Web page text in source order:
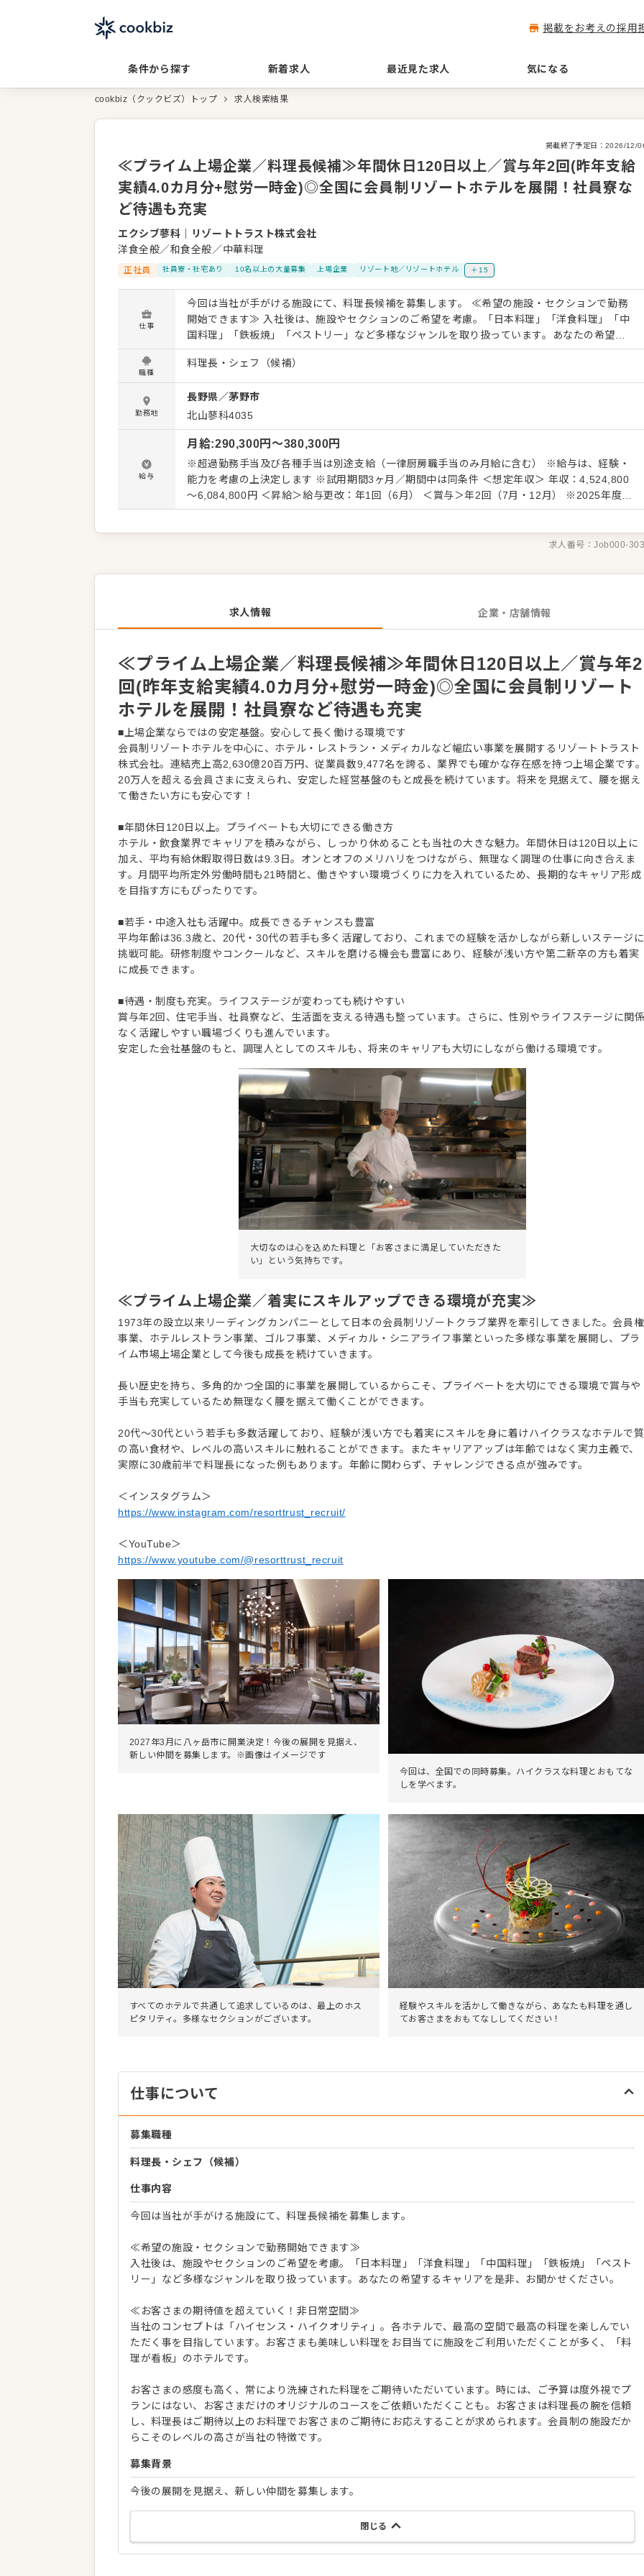
掲載をお考えの採用
条件から探す 新着求人 最近見た求人 気になる
cookbiz（クックビズ）トップ 求人検索結果
掲載終了予定日： 2026/12/
≪プライム上場企業／料理長候補≫年間休日120日以上／賞与年2回(昨年支給
実績4.0カ月分+慰労一時金)◎全国に会員制リゾートホテルを展開！社員寮な
ど待遇も充実
エクシブ蓼科
リゾートトラスト株式会社
洋食全般／和食全般／中華料理
正社員 社員寮・社宅あり 10名以上の大量募集 上場企業 リゾート地／リゾートホテル ＋15
仕事
今回は当社が手がける施設にて、料理長候補を募集します。 ≪希望の施設・セクションで勤務
開始できます≫ 入社後は、施設やセクションのご希望を考慮。「日本料理」「洋食料理」「中
国料理」「鉄板焼」「ペストリー」など多様なジャンルを取り扱っています。あなたの希望す
るキャリアを是非、お聞かせください。 ≪お客さまの期待値を超えていく！非日常空間≫ 当社
のコンセプトは「ハイセンス・ハイクオリティ」。各ホテルで、最高の空間で最高の料理を楽
しんでいただく事を目指しています。お客さまも美味しい料理をお目当てに施設をご利用いた
だくことが多く、「料理が看板」のホテルです。 お客さまの感度も高く、常により洗練された
料理をご期待いただいています。時には、ご予算は度外視でプランにはない、お客さまだけの
オリジナルのコースをご依頼いただくことも。お客さまは料理長の腕を信頼し、料理長はご期
待以上のお料理でお客さまのご期待にお応えすることが求められます。会員制の施設だからこ
そのレベルの高さが当社の特徴です。
職種
料理長・シェフ（候補）
勤務地
長野県／茅野市
北山蓼科4035
給与
月給:290,300円〜380,300円
※超過勤務手当及び各種手当は別途支給（一律厨房職手当のみ月給に含む） ※給与は、経験・
能力を考慮の上決定します ※試用期間3ヶ月／期間中は同条件 ＜想定年収＞ 年収：4,524,800
～6,084,800円 ＜昇給＞給与更改：年1回（6月） ＜賞与＞年2回（7月・12月） ※2025年度実
績 合計4.0カ月分+慰労一時金
求人番号：Job000-
求人情報 企業・店舗情報
≪プライム上場企業／料理長候補≫年間休日120日以上／賞与年2
回(昨年支給実績4.0カ月分+慰労一時金)◎全国に会員制リゾート
ホテルを展開！社員寮など待遇も充実
■上場企業ならではの安定基盤。安心して長く働ける環境です
会員制リゾートホテルを中心に、ホテル・レストラン・メディカルなど幅広い事業を展開するリゾートトラスト
株式会社。連結売上高2,630億20百万円、従業員数9,477名を誇る、業界でも確かな存在感を持つ上場企業です
20万人を超える会員さまに支えられ、安定した経営基盤のもと成長を続けています。将来を見据えて、腰を据え
て働きたい方にも安心です！
■年間休日120日以上。プライベートも大切にできる働き方
ホテル・飲食業界でキャリアを積みながら、しっかり休めることも当社の大きな魅力。年間休日は120日以上に
加え、平均有給休暇取得日数は9.3日。オンとオフのメリハリをつけながら、無理なく調理の仕事に向き合えま
す。月間平均所定外労働時間も21時間と、働きやすい環境づくりに力を入れているため、長期的なキャリア形成
を目指す方にもぴったりです。
■若手・中途入社も活躍中。成長できるチャンスも豊富
平均年齢は36.3歳と、20代・30代の若手も多く活躍しており、これまでの経験を活かしながら新しいステージに
挑戦可能。研修制度やコンクールなど、スキルを磨ける機会も豊富にあり、経験が浅い方や第二新卒の方も着実
に成長できます。
■待遇・制度も充実。ライフステージが変わっても続けやすい
賞与年2回、住宅手当、社員寮など、生活面を支える待遇も整っています。さらに、性別やライフステージに関
なく活躍しやすい職場づくりも進んでいます。
安定した会社基盤のもと、調理人としてのスキルも、将来のキャリアも大切にしながら働ける環境です。
大切なのは心を込めた料理と「お客さまに満足していただきた
い」という気持ちです。
≪プライム上場企業／着実にスキルアップできる環境が充実≫
1973年の設立以来リーディングカンパニーとして日本の会員制リゾートクラブ業界を牽引してきました。会員権
事業、ホテルレストラン事業、ゴルフ事業、メディカル・シニアライフ事業といった多様な事業を展開し、プラ
イム市場上場企業として今後も成長を続けていきます。
長い歴史を持ち、多角的かつ全国的に事業を展開しているからこそ、プライベートを大切にできる環境で賞与や
手当も充実しているため無理なく腰を据えて働くことができます。
20代～30代という若手も多数活躍しており、経験が浅い方でも着実にスキルを身に着けハイクラスなホテルで質
の高い食材や、レベルの高いスキルに触れることができます。またキャリアアップは年齢ではなく実力主義で、
実際に30歳前半で料理長になった例もあります。年齢に関わらず、チャレンジできる点が強みです。
＜インスタグラム＞
https://www.instagram.com/resorttrust_recruit/
＜YouTube＞
https://www.youtube.com/@resorttrust_recruit
2027年3月に八ヶ岳市に開業決定！今後の展開を見据え、
新しい仲間を募集します。※画像はイメージです
今回は、全国での同時募集。ハイクラスな料理とおもてな
しを学べます。
すべてのホテルで共通して追求しているのは、最上のホス
ピタリティ。多様なセクションがございます。
経験やスキルを活かして働きながら、あなたも料理を通し
てお客さまをおもてなししてください！
仕事について
募集職種
料理長・シェフ（候補）
仕事内容
今回は当社が手がける施設にて、料理長候補を募集します。
≪希望の施設・セクションで勤務開始できます≫
入社後は、施設やセクションのご希望を考慮。「日本料理」「洋食料理」「中国料理」「鉄板焼」「ペスト
リー」など多様なジャンルを取り扱っています。あなたの希望するキャリアを是非、お聞かせください。
≪お客さまの期待値を超えていく！非日常空間≫
当社のコンセプトは「ハイセンス・ハイクオリティ」。各ホテルで、最高の空間で最高の料理を楽しんでい
ただく事を目指しています。お客さまも美味しい料理をお目当てに施設をご利用いただくことが多く、「料
理が看板」のホテルです。
お客さまの感度も高く、常により洗練された料理をご期待いただいています。時には、ご予算は度外視でプ
ランにはない、お客さまだけのオリジナルのコースをご依頼いただくことも。お客さまは料理長の腕を信頼
し、料理長はご期待以上のお料理でお客さまのご期待にお応えすることが求められます。会員制の施設だか
らこそのレベルの高さが当社の特徴です。
募集背景
今後の展開を見据え、新しい仲間を募集します。
閉じる